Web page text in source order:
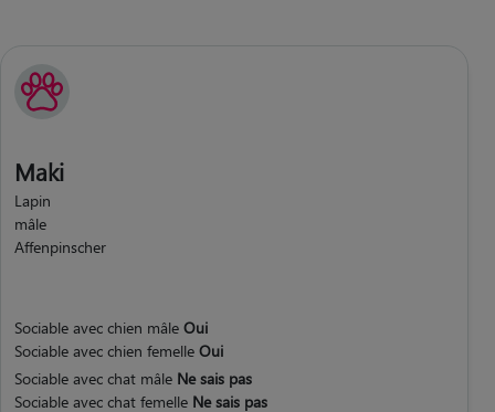
Maki
Lapin
mâle
Affenpinscher
Sociable avec chien mâle Oui
Sociable avec chien femelle Oui
Sociable avec chat mâle Ne sais pas
Sociable avec chat femelle Ne sais pas